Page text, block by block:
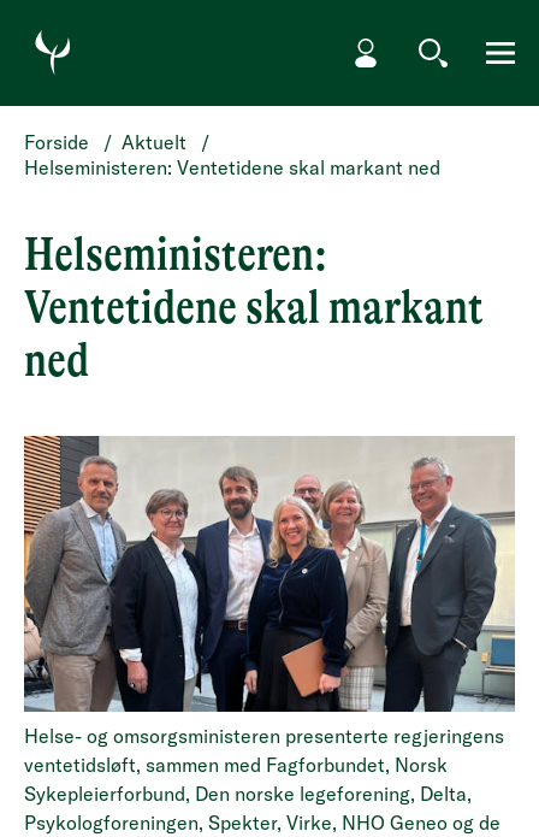
HOPP TIL HOVEDINNHOLD
Min side
Søk Meny
Forside / Aktuelt
/
Helseministeren: Ventetidene skal markant ned
Helseministeren:
Ventetidene skal markant
ned
Helse- og omsorgsministeren presenterte regjeringens
ventetidsløft, sammen med Fagforbundet, Norsk
Sykepleierforbund, Den norske legeforening, Delta,
Psykologforeningen, Spekter, Virke, NHO Geneo og de